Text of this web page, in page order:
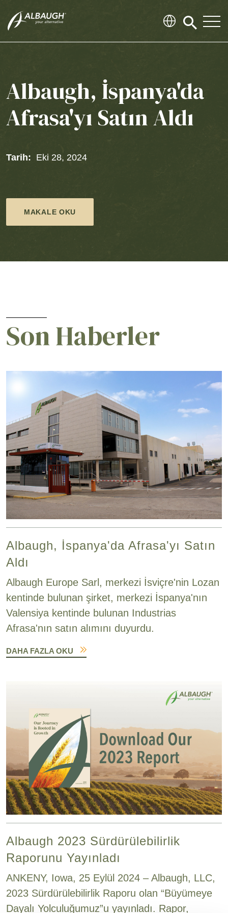
Click
search
Albaugh, İspanya'da
Afrasa'yı Satın Aldı
Tarih: Eki 28, 2024
MAKALE OKU
Son Haberler
Albaugh, İspanya'da Afrasa'yı Satın
Aldı
Albaugh Europe Sarl, merkezi İsviçre'nin Lozan
kentinde bulunan şirket, merkezi İspanya'nın
Valensiya kentinde bulunan Industrias
Afrasa'nın satın alımını duyurdu.
DAHA FAZLA OKU
Albaugh 2023 Sürdürülebilirlik
Raporunu Yayınladı
ANKENY, Iowa, 25 Eylül 2024 – Albaugh, LLC,
2023 Sürdürülebilirlik Raporu olan “Büyümeye
Dayalı Yolculuğumuz”u yayınladı. Rapor,